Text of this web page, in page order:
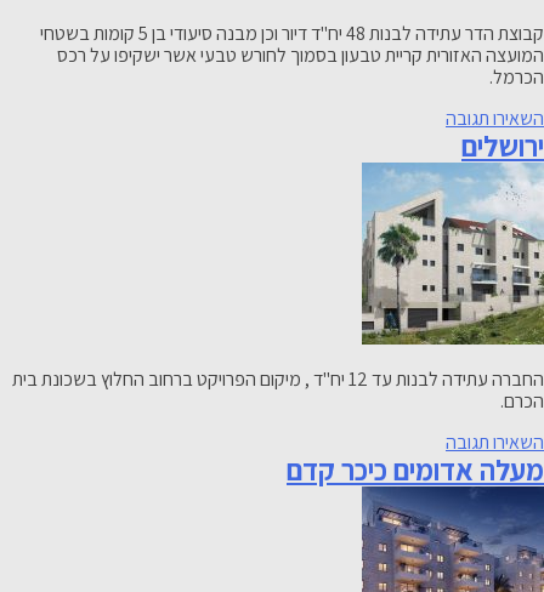
קבוצת הדר עתידה לבנות 48 יח"ד דיור וכן מבנה סיעודי בן 5 קומות בשטחי
המועצה האזורית קריית טבעון בסמוך לחורש טבעי אשר ישקיפו על רכס
הכרמל.
השאירו תגובה
-
טבעון ירושלים
החברה עתידה לבנות עד 12 יח"ד , מיקום הפרויקט ברחוב החלוץ בשכונת בית
הכרם.
השאירו תגובה
-
ירושלים
מעלה אדומים כיכר קדם